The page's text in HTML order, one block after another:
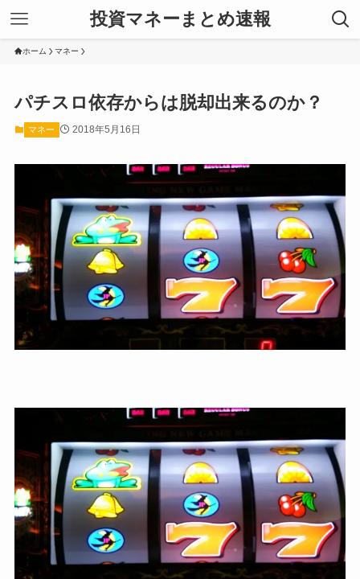
投資マネーまとめ速報
ホーム マネー
パチスロ依存からは脱却出来るのか？
マネー 2018年5月16日